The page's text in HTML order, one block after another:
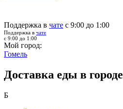
Поддержка в чате с 9:00 до 1:00
Поддержка в чате
с 9:00 до 1:00
Мой город:
Гомель
Доставка еды в городе
Б